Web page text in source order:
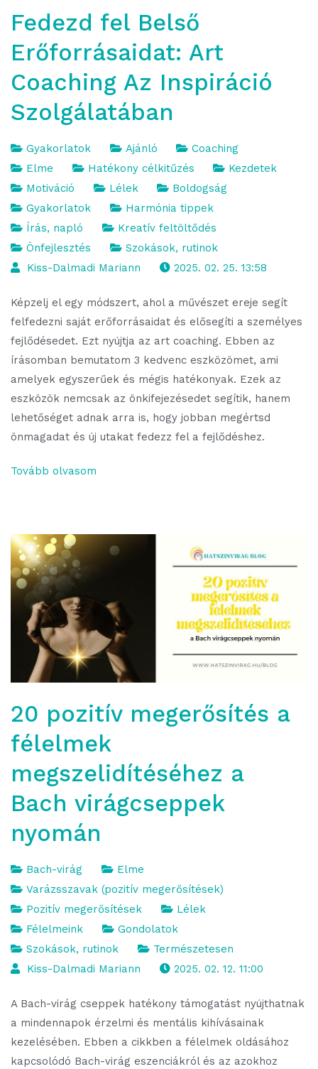
Fedezd fel Belső
Erőforrásaidat: Art
Coaching Az Inspiráció
Szolgálatában
Gyakorlatok Ajánló
Coaching
Elme
Hatékony célkitűzés
Kezdetek
Motiváció
Lélek
Boldogság
Gyakorlatok
Harmónia tippek
Írás, napló
Kreatív feltöltődés
Önfejlesztés
Szokások, rutinok
Kiss-Dalmadi Mariann
2025. 02. 25. 13:58
Képzelj el egy módszert, ahol a művészet ereje segít
felfedezni saját erőforrásaidat és elősegíti a személyes
fejlődésedet. Ezt nyújtja az art coaching. Ebben az
írásomban bemutatom 3 kedvenc eszközömet, ami
amelyek egyszerűek és mégis hatékonyak. Ezek az
eszközök nemcsak az önkifejezésedet segítik, hanem
lehetőséget adnak arra is, hogy jobban megértsd
önmagadat és új utakat fedezz fel a fejlődéshez.
Tovább olvasom
20 pozitív megerősítés a
félelmek
megszelidítéséhez a
Bach virágcseppek
nyomán
Bach-virág
Elme
Varázsszavak (pozitív megerősítések)
Pozitív megerősítések
Lélek
Félelmeink
Gondolatok
Szokások, rutinok
Természetesen
Kiss-Dalmadi Mariann
2025. 02. 12. 11:00
A Bach-virág cseppek hatékony támogatást nyújthatnak
a mindennapok érzelmi és mentális kihívásainak
kezelésében. Ebben a cikkben a félelmek oldásához
kapcsolódó Bach-virág eszenciákról és az azokhoz